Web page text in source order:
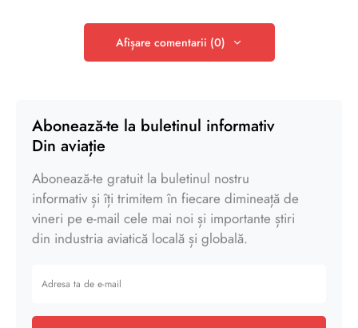
Afișare comentarii (0)
Abonează-te la buletinul informativ
Din aviație
Abonează-te gratuit la buletinul nostru
informativ și îți trimitem în fiecare dimineață de
vineri pe e-mail cele mai noi și importante știri
din industria aviatică locală și globală.